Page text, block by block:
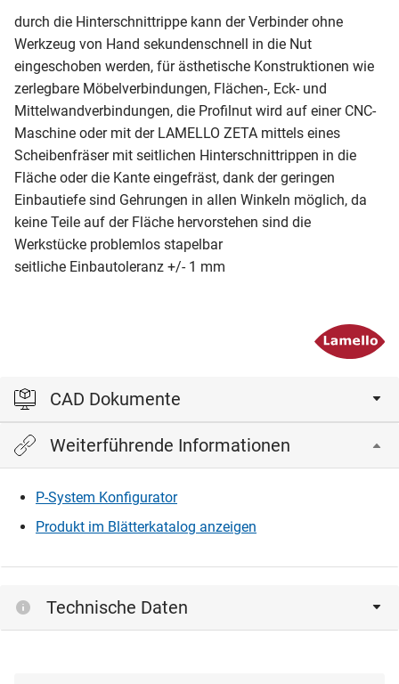
durch die Hinterschnittrippe kann der Verbinder ohne
Werkzeug von Hand sekundenschnell in die Nut
eingeschoben werden, für ästhetische Konstruktionen wie
zerlegbare Möbelverbindungen, Flächen-, Eck- und
Mittelwandverbindungen, die Profilnut wird auf einer CNC-
Maschine oder mit der LAMELLO ZETA mittels eines
Scheibenfräser mit seitlichen Hinterschnittrippen in die
Fläche oder die Kante eingefräst, dank der geringen
Einbautiefe sind Gehrungen in allen Winkeln möglich, da
keine Teile auf der Fläche hervorstehen sind die
Werkstücke problemlos stapelbar
seitliche Einbautoleranz +/- 1 mm
CAD Dokumente
Bitte einloggen, um die CAD‑Dateien anzeigen und
herunterladen zu können.
Einloggen
Weiterführende Informationen
P-System Konfigurator
Produkt im Blätterkatalog anzeigen
Technische Daten